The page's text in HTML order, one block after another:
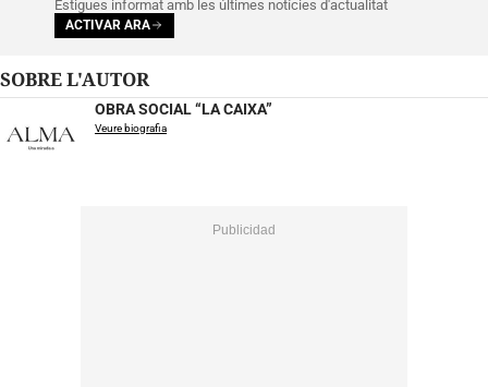
Estigues informat amb les últimes notícies d'actualitat
ACTIVAR ARA
SOBRE L'AUTOR
OBRA SOCIAL “LA CAIXA”
Veure biografia